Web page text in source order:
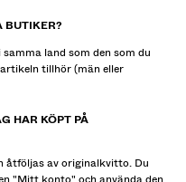
BUTIKER?
land som den som du
tillhör (män eller
HAR KÖPT PÅ
åtföljas av originalkvitto. Du